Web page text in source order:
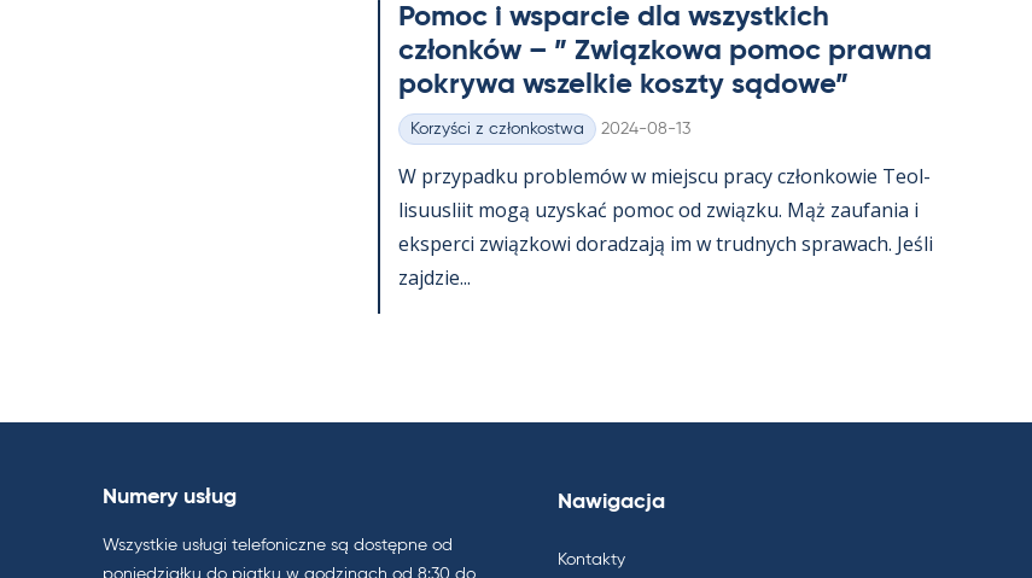
Po­moc i ws­parcie dla wszyst­kich
członków – ” Związ­kowa po­moc prawna
pok­rywa wszel­kie koszty są­dowe”
Kategorie
Korzyści z członkostwa Kirjoitettu
2024-08-13
W przy­padku problemów w miejscu pracy człon­kowie Teol­
li­suus­liit mogą uzys­kać po­moc od związku. Mąż zau­fa­nia i
eks­perci związ­kowi do­radzają im w trud­nych sprawach. Jeśli
zajdzie...
Numery usług
Wszystkie usługi telefoniczne są dostępne od
poniedziałku do piątku w godzinach od 8:30 do
Nawigacja
Kontakty